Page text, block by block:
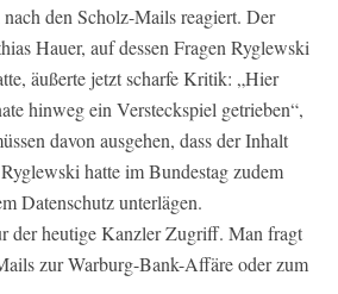
den Scholz-Mails reagiert. Der
Hauer, auf dessen Fragen Ryglewski
äußerte jetzt scharfe Kritik: „Hier
hinweg ein Versteckspiel getrieben“,
davon ausgehen, dass der Inhalt
hatte im Bundestag zudem
Datenschutz unterlägen.
der heutige Kanzler Zugriff. Man fragt
zur Warburg-Bank-Affäre oder zum